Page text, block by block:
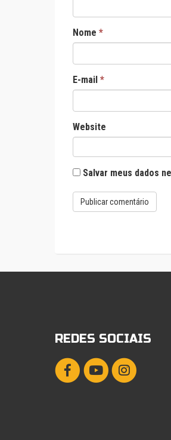
Nome *
E-mail *
Website
Salvar meus dados
REDES SOCIAIS